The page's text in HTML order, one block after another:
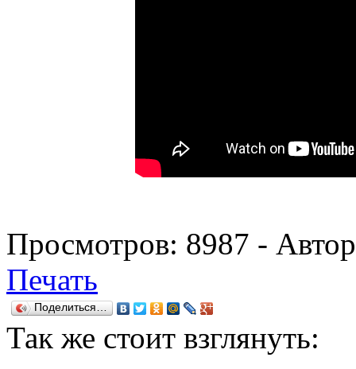
Просмотров: 8987 -
Печать
Поделиться…
Так же стоит взглянуть: